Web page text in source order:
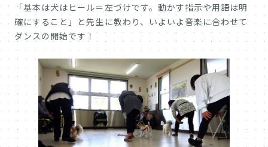
「基本は犬はヒール＝左づけです。動かす指示や用語は明
確にすること」と先生に教わり、いよいよ音楽に合わせて
ダンスの開始です！